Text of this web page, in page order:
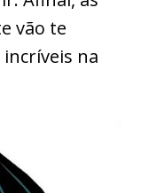
vão te
na